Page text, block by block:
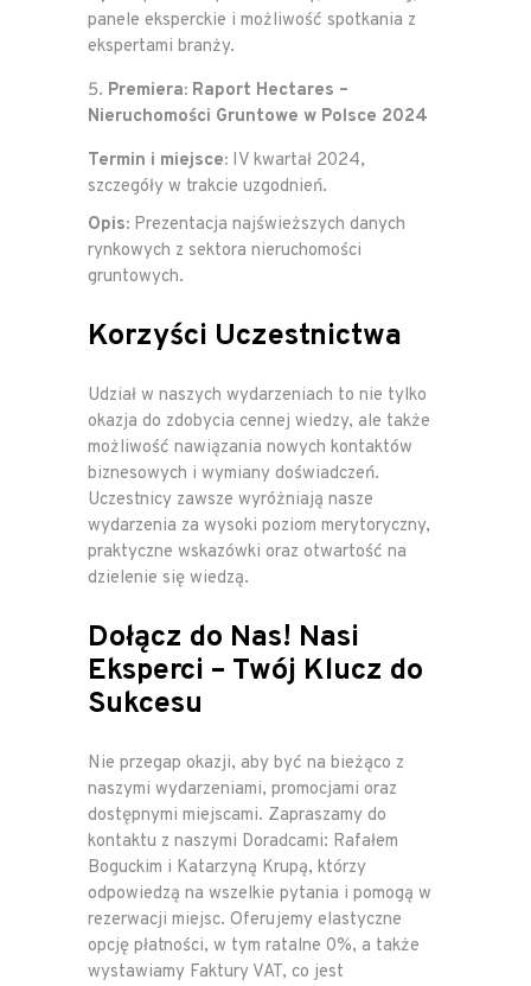
panele eksperckie i możliwość spotkania z
ekspertami branży.
Premiera: Raport Hectares –
Nieruchomości Gruntowe w Polsce 2024
Termin i miejsce: IV kwartał 2024,
szczegóły w trakcie uzgodnień.
Opis: Prezentacja najświeższych danych
rynkowych z sektora nieruchomości
gruntowych.
Korzyści Uczestnictwa
Udział w naszych wydarzeniach to nie tylko
okazja do zdobycia cennej wiedzy, ale także
możliwość nawiązania nowych kontaktów
biznesowych i wymiany doświadczeń.
Uczestnicy zawsze wyróżniają nasze
wydarzenia za wysoki poziom merytoryczny,
praktyczne wskazówki oraz otwartość na
dzielenie się wiedzą.
Dołącz do Nas! Nasi
Eksperci – Twój Klucz do
Sukcesu
Nie przegap okazji, aby być na bieżąco z
naszymi wydarzeniami, promocjami oraz
dostępnymi miejscami. Zapraszamy do
kontaktu z naszymi Doradcami: Rafałem
Boguckim i Katarzyną Krupą, którzy
odpowiedzą na wszelkie pytania i pomogą w
rezerwacji miejsc. Oferujemy elastyczne
opcję płatności, w tym ratalne 0%, a także
wystawiamy Faktury VAT, co jest